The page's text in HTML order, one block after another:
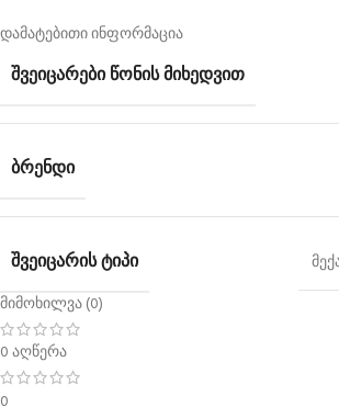
დამატებითი ინფორმაცია
ᲨᲕᲔᲘᲪᲐᲠᲔᲑᲘ ᲬᲝᲜᲘᲡ ᲛᲘᲮᲔᲓᲕᲘᲗ
ᲑᲠᲔᲜᲓᲘ
ᲨᲕᲔᲘᲪᲐᲠᲘᲡ ᲢᲘᲞᲘ
მიმოხილვა (0)
0 აღწერა
0